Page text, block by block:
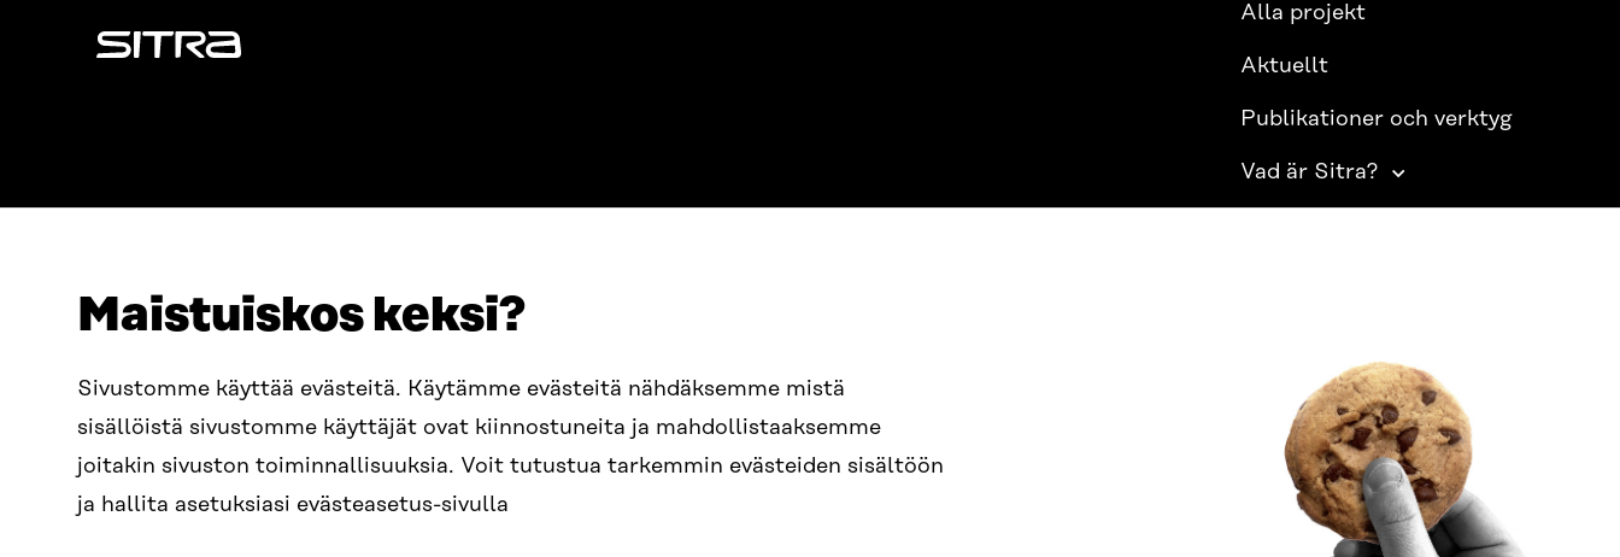
Maistuiskos keksi?
Sivustomme käyttää evästeitä. Käytämme evästeitä nähdäksemme mistä
sisällöistä sivustomme käyttäjät ovat kiinnostuneita ja mahdollistaaksemme
joitakin sivuston toiminnallisuuksia. Voit tutustua tarkemmin evästeiden sisältöön
ja hallita asetuksiasi evästeasetus-sivulla
Sitra
Alla projekt
Aktuellt
Publikationer och verktyg
Vad är Sitra?
00181 Helsingfors
Ankomstinstruktioner
FÖRETAGS-ID
0202132-3
E-POST
sitra@sitra.fi
fornamn.efternamn@sitra.fi